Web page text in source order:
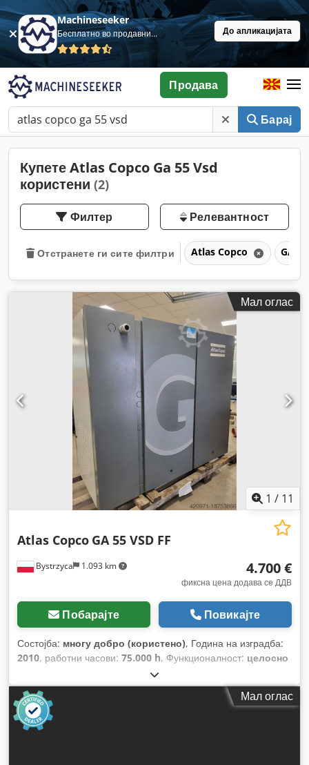
Machineseeker
Бесплатно во продавница До апликацијата
Барај
Продава
Купете Atlas Copco Ga 55 Vsd
користени (2)
Филтер Релевантност
Отстранете ги сите филтри Atlas Copco GA
Мал оглас
1 / 11
Bystrzyca 1.093 km
Atlas Copco GA 55 VSD FF
4.700 €
фиксна цена додава се ДДВ
Побарајте Повикајте
Состојба: многу добро (користено), Година на изградба:
2010, работни часови: 75.000 h, Функционалност: целосно
Мал оглас